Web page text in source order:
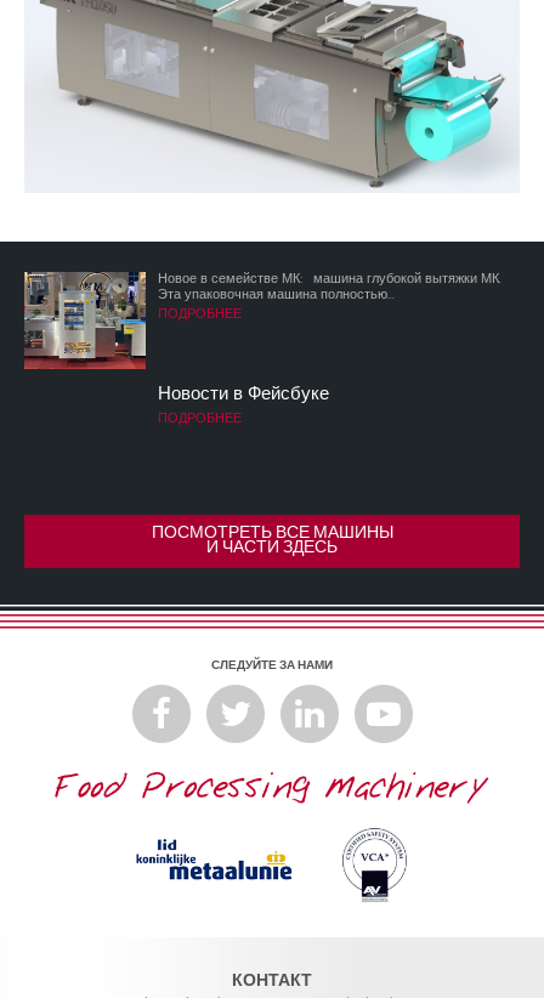
Новое в семействе МК: машина глубокой вытяжки МК.
Эта упаковочная машина полностью...
ПОДРОБНЕЕ
Новости в Фейсбуке
ПОДРОБНЕЕ
ПОСМОТРЕТЬ ВСЕ МАШИНЫ
И ЧАСТИ ЗДЕСЬ
СЛЕДУЙТЕ ЗА НАМИ
КОНТАКТ